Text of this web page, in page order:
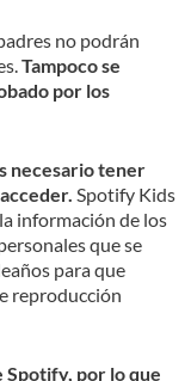
no podrán
Tampoco se
por los
necesario tener
Spotify Kids
información de los
que se
para que
reproducción
Spotify, por lo que